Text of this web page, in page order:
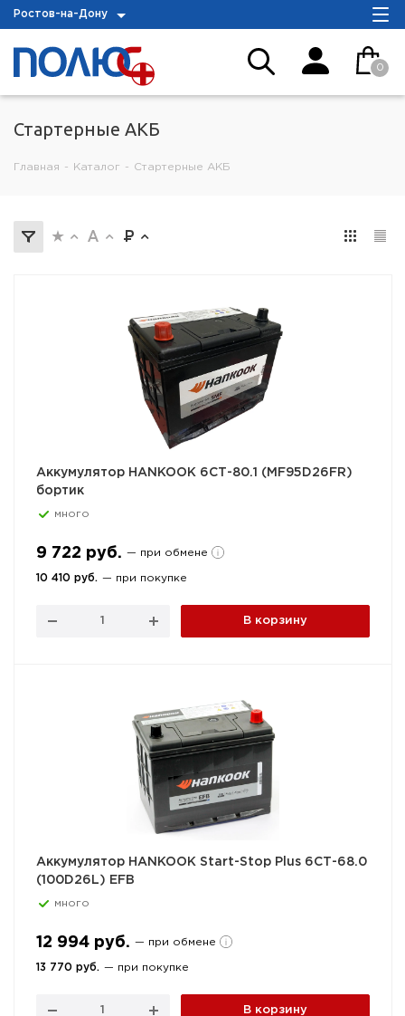
Ростов-на-Дону
0
Стартерные АКБ
Главная - Каталог - Стартерные АКБ
Аккумулятор HANKOOK 6СТ-80.1 (MF95D26FR)
бортик
много
9 722 руб. — при обмене
10 410 руб. — при покупке
В корзину
Аккумулятор HANKOOK Start-Stop Plus 6СТ-68.0
(100D26L) EFB
много
12 994 руб. — при обмене
13 770 руб. — при покупке
В корзину